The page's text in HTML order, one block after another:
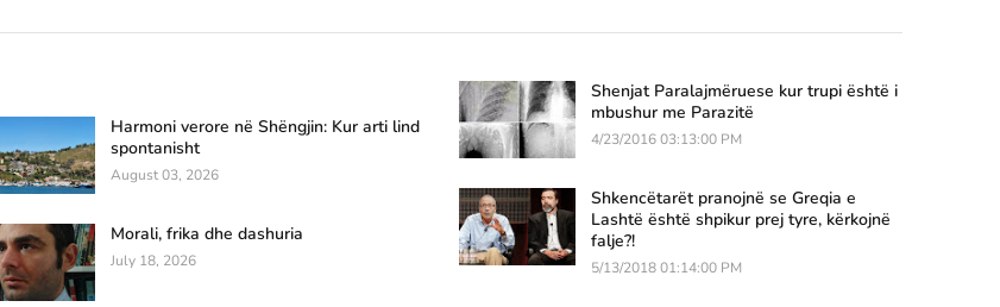
Harmoni verore në Shëngjin: Kur arti lind
spontanisht
August 03, 2026
Morali, frika dhe dashuria
July 18, 2026
Shenjat Paralajmëruese kur trupi është i
mbushur me Parazitë
4/23/2016 03:13:00 PM
Shkencëtarët pranojnë se Greqia e
Lashtë është shpikur prej tyre, kërkojnë
falje?!
5/13/2018 01:14:00 PM